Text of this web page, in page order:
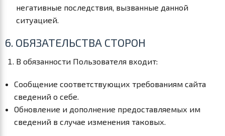
негативные последствия, вызванные данной
ситуацией.
6. ОБЯЗАТЕЛЬСТВА СТОРОН
В обязанности Пользователя входит:
Сообщение соответствующих требованиям сайта
сведений о себе.
Обновление и дополнение предоставляемых им
сведений в случае изменения таковых.